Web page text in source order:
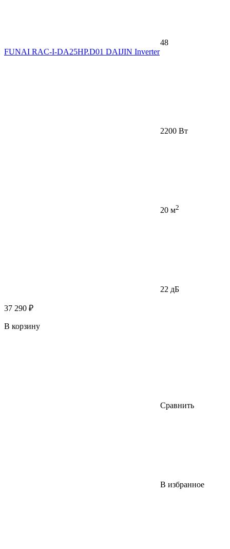
48
FUNAI RAC-I-DA25HP.D01 DAIJIN Inverter
2200 Вт
20 м2
22 дБ
37 290 ₽
В корзину
Сравнить
В избранное